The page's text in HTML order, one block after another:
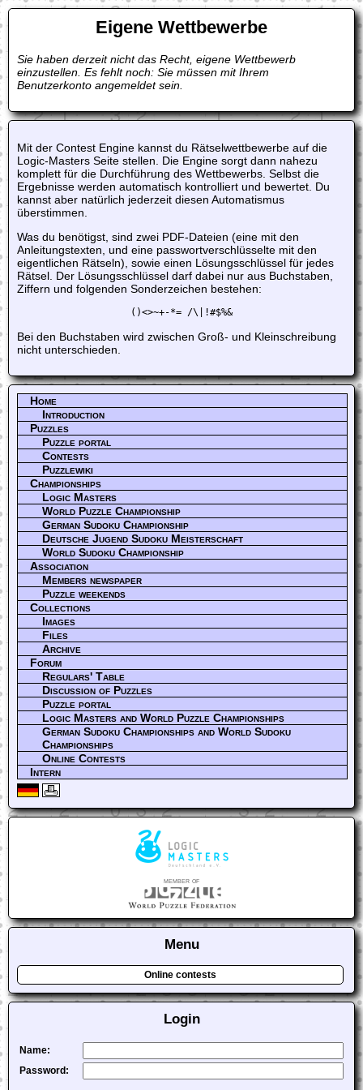
Eigene Wettbewerbe
Sie haben derzeit nicht das Recht, eigene Wettbewerb
einzustellen. Es fehlt noch: Sie müssen mit Ihrem
Benutzerkonto angemeldet sein.
Mit der Contest Engine kannst du Rätselwettbewerbe auf die
Logic-Masters Seite stellen. Die Engine sorgt dann nahezu
komplett für die Durchführung des Wettbewerbs. Selbst die
Ergebnisse werden automatisch kontrolliert und bewertet. Du
kannst aber natürlich jederzeit diesen Automatismus
überstimmen.
Was du benötigst, sind zwei PDF-Dateien (eine mit den
Anleitungstexten, und eine passwortverschlüsselte mit den
eigentlichen Rätseln), sowie einen Lösungsschlüssel für jedes
Rätsel. Der Lösungsschlüssel darf dabei nur aus Buchstaben,
Ziffern und folgenden Sonderzeichen bestehen:
()<>~+-*= /\|!#$%&
Bei den Buchstaben wird zwischen Groß- und Kleinschreibung
nicht unterschieden.
Home
Introduction
Puzzles
Puzzle portal
Contests
Puzzlewiki
Championships
Logic Masters
World Puzzle Championship
German Sudoku Championship
Deutsche Jugend Sudoku Meisterschaft
World Sudoku Championship
Association
Members newspaper
Puzzle weekends
Collections
Images
Files
Archive
Forum
Regulars' Table
Discussion of Puzzles
Puzzle portal
Logic Masters and World Puzzle Championships
German Sudoku Championships and World Sudoku
Championships
Online Contests
Intern
member of
Menu
Online contests
Login
Name:
Password: